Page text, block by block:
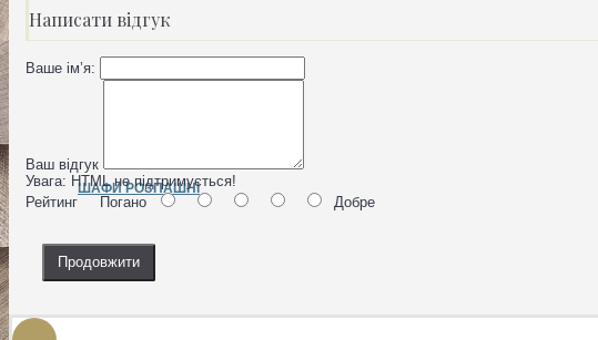
ШАФИ РОЗПАШНІ
Написати відгук
Ваше ім’я:
Ваш відгук
Увага: HTML не підтримується!
Рейтинг Погано Добре
Продовжити